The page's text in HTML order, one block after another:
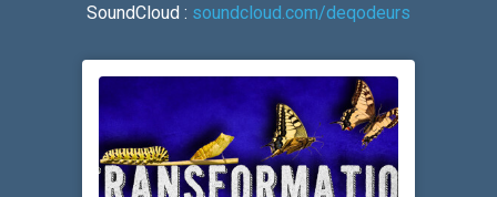
SoundCloud : soundcloud.com/deqodeurs